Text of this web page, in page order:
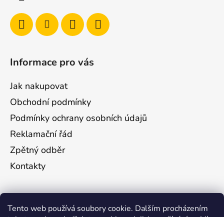
Tento web používá soubory cookie. Dalším procházením
Informace pro vás
Jak nakupovat
Obchodní podmínky
Podmínky ochrany osobních údajů
Reklamační řád
Zpětný odběr
Kontakty